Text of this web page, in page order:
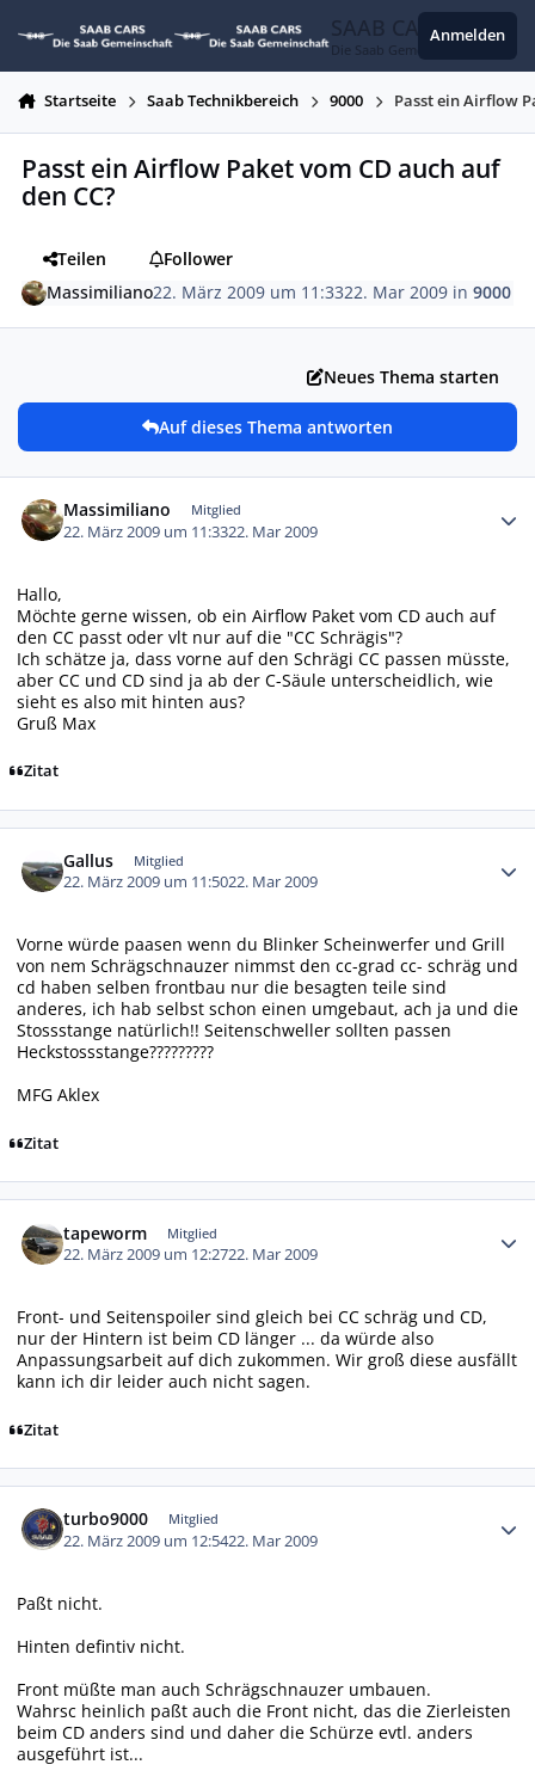
SAAB CARS
Die Saab Gemeinschaft
Anmelden
Startseite Saab Technikbereich 9000 Passt ein Airflow
Passt ein Airflow Paket vom CD auch auf
den CC?
Teilen
Follower
Massimiliano22. März 2009 um 11:3322. Mar 2009 in9000
Neues Thema starten
Auf dieses Thema antworten
Massimiliano Mitglied
22. März 2009 um 11:3322. Mar 2009
Hallo,
Möchte gerne wissen, ob ein Airflow Paket vom CD auch auf
den CC passt oder vlt nur auf die "CC Schrägis"?
Ich schätze ja, dass vorne auf den Schrägi CC passen müsste,
aber CC und CD sind ja ab der C-Säule unterscheidlich, wie
sieht es also mit hinten aus?
Gruß Max
Zitat
Gallus Mitglied
22. März 2009 um 11:5022. Mar 2009
Vorne würde paasen wenn du Blinker Scheinwerfer und Grill
von nem Schrägschnauzer nimmst den cc-grad cc- schräg und
cd haben selben frontbau nur die besagten teile sind
anderes, ich hab selbst schon einen umgebaut, ach ja und die
Stossstange natürlich!! Seitenschweller sollten passen
Heckstossstange?????????
MFG Aklex
Zitat
tapeworm Mitglied
22. März 2009 um 12:2722. Mar 2009
Front- und Seitenspoiler sind gleich bei CC schräg und CD,
nur der Hintern ist beim CD länger ... da würde also
Anpassungsarbeit auf dich zukommen. Wir groß diese ausfällt
kann ich dir leider auch nicht sagen.
Zitat
turbo9000 Mitglied
22. März 2009 um 12:5422. Mar 2009
Paßt nicht.
Hinten defintiv nicht.
Front müßte man auch Schrägschnauzer umbauen.
Wahrsc heinlich paßt auch die Front nicht, das die Zierleisten
beim CD anders sind und daher die Schürze evtl. anders
ausgeführt ist...